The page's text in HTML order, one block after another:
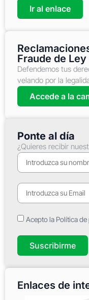
Ir al enlace
Fraude de Ley
Defendemos tus
velando por la
Accede a la
Ponte al día
¿Quieres recibir
Acepto la Política
Suscribirme
Enlaces de